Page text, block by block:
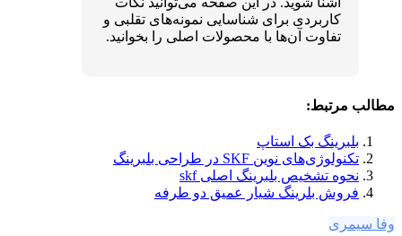
کاربردی برای شناسایی نمونه‌های تقلبی و
تفاوت آن‌ها با محصولات اصلی را بخوانید.
مطالب مرتبط:
بلبرینگ بک استاپ
تکنولوژی‌های نوین SKF در طراحی بلبرینگ‌
نحوه تشخیص بلبرینگ اصلی skf
فروش بلرینگ شیار عمیق دو طرفه
وفا سیمری